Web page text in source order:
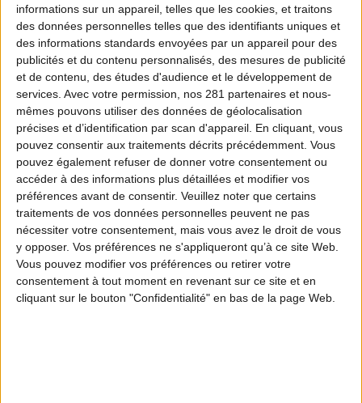
informations sur un appareil, telles que les cookies, et traitons
des données personnelles telles que des identifiants uniques et
des informations standards envoyées par un appareil pour des
publicités et du contenu personnalisés, des mesures de publicité
et de contenu, des études d'audience et le développement de
services. Avec votre permission, nos 281 partenaires et nous-
mêmes pouvons utiliser des données de géolocalisation
précises et d’identification par scan d'appareil. En cliquant, vous
pouvez consentir aux traitements décrits précédemment. Vous
pouvez également refuser de donner votre consentement ou
accéder à des informations plus détaillées et modifier vos
préférences avant de consentir. Veuillez noter que certains
traitements de vos données personnelles peuvent ne pas
nécessiter votre consentement, mais vous avez le droit de vous
y opposer. Vos préférences ne s'appliqueront qu’à ce site Web.
Vous pouvez modifier vos préférences ou retirer votre
consentement à tout moment en revenant sur ce site et en
cliquant sur le bouton "Confidentialité" en bas de la page Web.